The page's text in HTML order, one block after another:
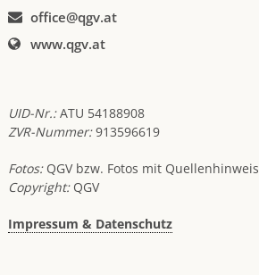
office@qgv.at
www.qgv.at
UID-Nr.:ATU 54188908
ZVR-Nummer:913596619
Fotos: QGV bzw. Fotos mit Quellenhinweis
Copyright: QGV
Impressum & Datenschutz